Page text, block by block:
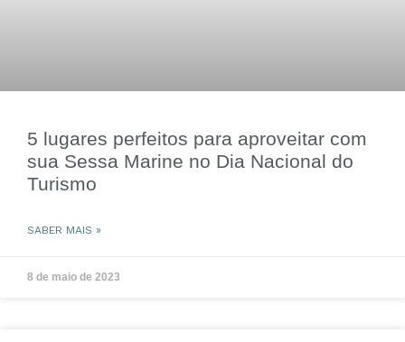
5 lugares perfeitos para aproveitar com
sua Sessa Marine no Dia Nacional do
Turismo
SABER MAIS »
8 de maio de 2023